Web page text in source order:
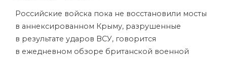
Российские войска пока не восстановили мосты
в аннексированном Крыму, разрушенные
в результате ударов ВСУ, говорится
в ежедневном обзоре британской военной